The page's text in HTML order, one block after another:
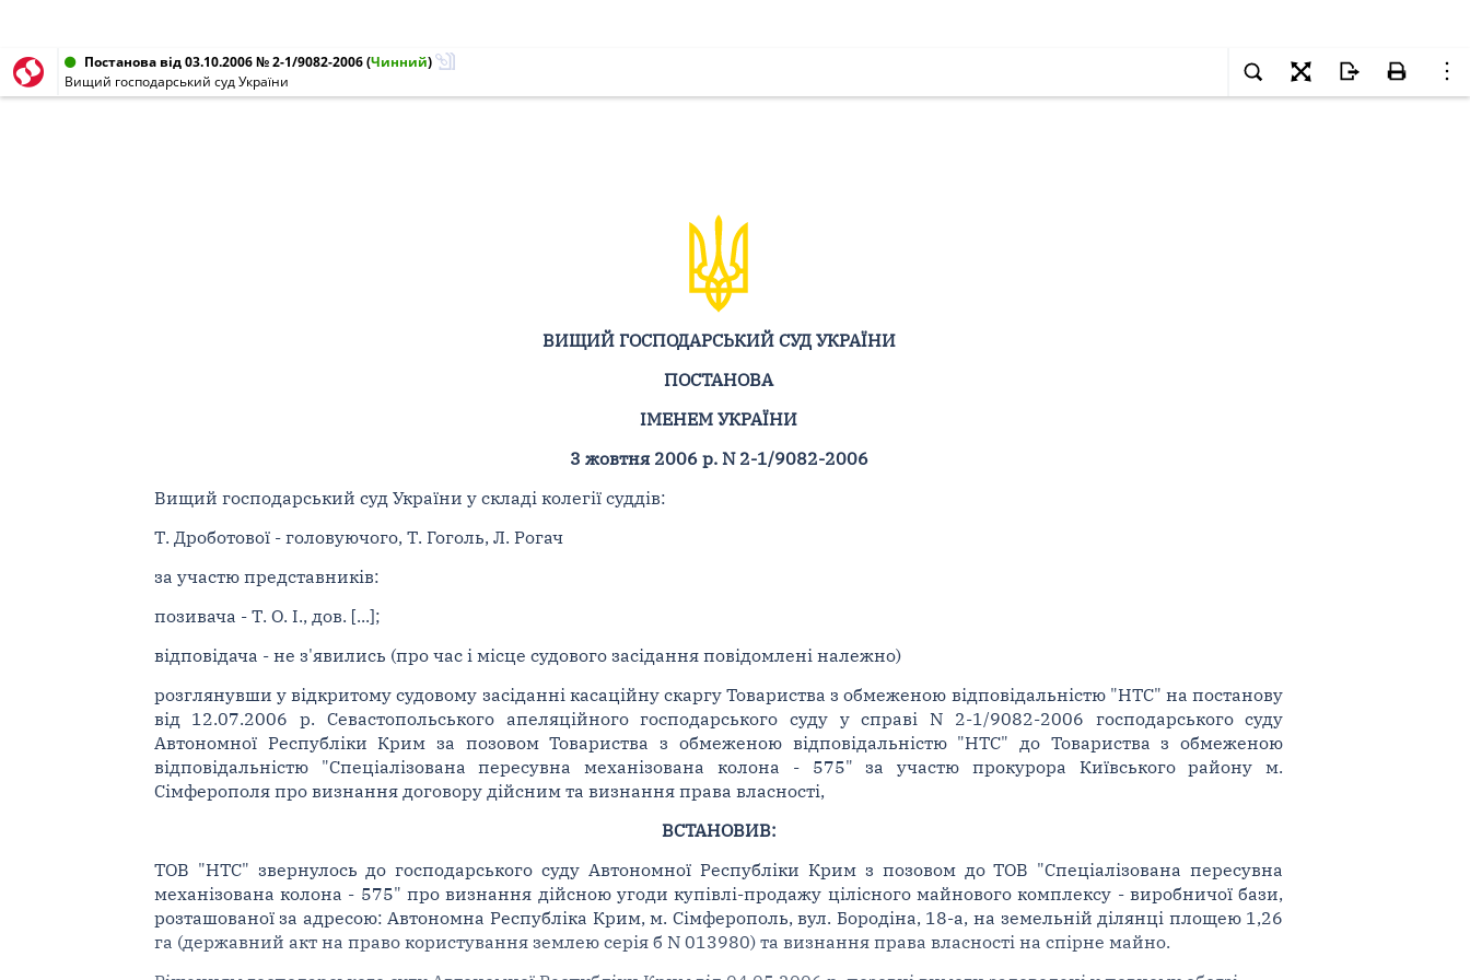
Постанова від 03.10.2006 № 2-1/9082-2006(Чинний)
Вищий господарський суд України
ВИЩИЙ ГОСПОДАРСЬКИЙ СУД УКРАЇНИ
ПОСТАНОВА
ІМЕНЕМ УКРАЇНИ
3 жовтня 2006 р. N 2-1/9082-2006
Вищий господарський суд України у складі колегії суддів:
Т. Дроботової - головуючого, Т. Гоголь, Л. Рогач
за участю представників:
позивача - Т. О. І., дов. [...];
відповідача - не з'явились (про час і місце судового засідання повідомлені належно)
розглянувши у відкритому судовому засіданні касаційну скаргу Товариства з обмеженою відповідальністю "НТС" на постанову
від 12.07.2006 р. Севастопольського апеляційного господарського суду у справі N 2-1/9082-2006 господарського суду
Автономної Республіки Крим за позовом Товариства з обмеженою відповідальністю "НТС" до Товариства з обмеженою
відповідальністю "Спеціалізована пересувна механізована колона - 575" за участю прокурора Київського району м.
Сімферополя про визнання договору дійсним та визнання права власності,
ВСТАНОВИВ:
ТОВ "НТС" звернулось до господарського суду Автономної Республіки Крим з позовом до ТОВ "Спеціалізована пересувна
механізована колона - 575" про визнання дійсною угоди купівлі-продажу цілісного майнового комплексу - виробничої бази,
розташованої за адресою: Автономна Республіка Крим, м. Сімферополь, вул. Бородіна, 18-а, на земельній ділянці площею 1,26
га (державний акт на право користування землею серія б N 013980) та визнання права власності на спірне майно.